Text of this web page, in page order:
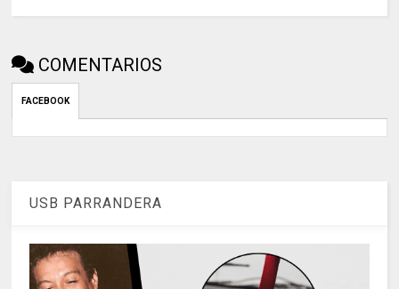
COMENTARIOS
FACEBOOK
USB PARRANDERA